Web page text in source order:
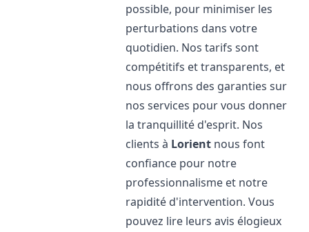
possible, pour minimiser les
perturbations dans votre
quotidien. Nos tarifs sont
compétitifs et transparents, et
nous offrons des garanties sur
nos services pour vous donner
la tranquillité d'esprit. Nos
clients à Lorient nous font
confiance pour notre
professionnalisme et notre
rapidité d'intervention. Vous
pouvez lire leurs avis élogieux